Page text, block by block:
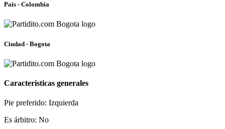
País - Colombia
Ciudad - Bogota
Caracteristicas generales
Pie preferido: Izquierda
Es árbitro: No